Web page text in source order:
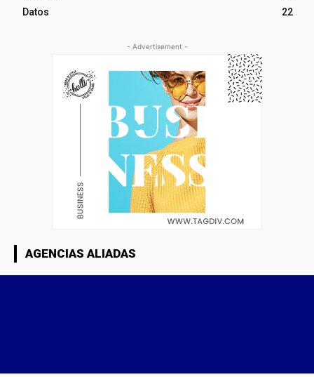
Datos
22
- Advertisement -
AGENCIAS ALIADAS